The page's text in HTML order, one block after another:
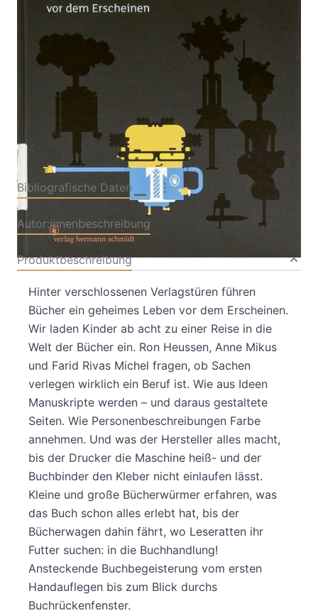
Ron Heussen,Anne Mikus Farid Rivas Michel
Schmidt
09.07.2018
Buch
ISBN: 978-3-87439919-
Bibliografische Daten
Autor:innenbeschreibung
Produktbeschreibung
Hinter verschlossenen Verlagstüren führen
Bücher ein geheimes Leben vor dem Erscheinen.
Wir laden Kinder ab acht zu einer Reise in die
Welt der Bücher ein. Ron Heussen, Anne Mikus
und Farid Rivas Michel fragen, ob Sachen
verlegen wirklich ein Beruf ist. Wie aus Ideen
Manuskripte werden – und daraus gestaltete
Seiten. Wie Personenbeschreibungen Farbe
annehmen. Und was der Hersteller alles macht,
bis der Drucker die Maschine heiß- und der
Buchbinder den Kleber nicht einlaufen lässt.
Kleine und große Bücherwürmer erfahren, was
das Buch schon alles erlebt hat, bis der
Bücherwagen dahin fährt, wo Leseratten ihr
Futter suchen: in die Buchhandlung!
Ansteckende Buchbegeisterung vom ersten
Handauflegen bis zum Blick durchs
Buchrückenfenster.